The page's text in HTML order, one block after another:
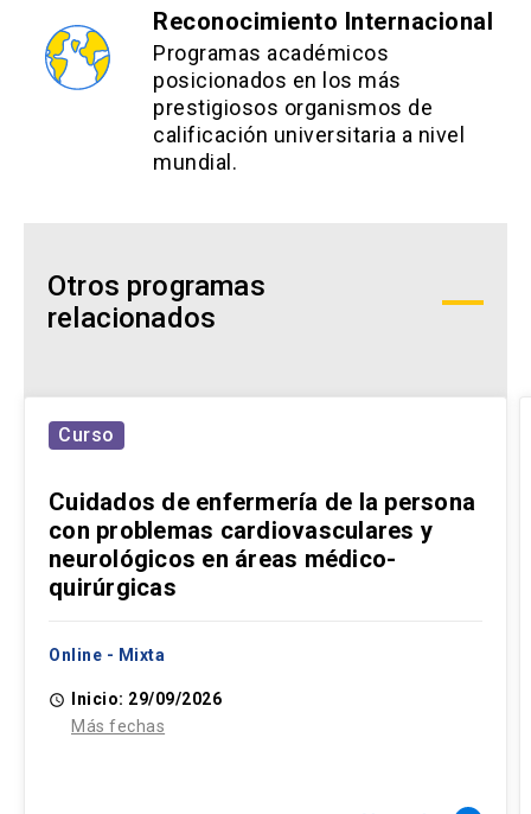
Reconocimiento Internacional
Programas académicos
posicionados en los más
prestigiosos organismos de
calificación universitaria a nivel
mundial.
Otros programas
relacionados
Curso
Cuidados de enfermería de la persona
con problemas cardiovasculares y
neurológicos en áreas médico-
quirúrgicas
Online - Mixta
access_time
Inicio: 29/09/2026
Más fechas